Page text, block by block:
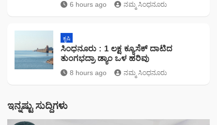
6 hours ago ನಮ್ಮ ಸಿಂಧನೂರು
ಕೃಷಿ
ಸಿಂಧನೂರು : 1 ಲಕ್ಷ ಕ್ಯೂಸೆಕ್ ದಾಟಿದ
ತುಂಗಭದ್ರಾ ಡ್ಯಾಂ ಒಳ ಹರಿವು
8 hours ago ನಮ್ಮ ಸಿಂಧನೂರು
ಇನ್ನಷ್ಟು ಸುದ್ದಿಗಳು